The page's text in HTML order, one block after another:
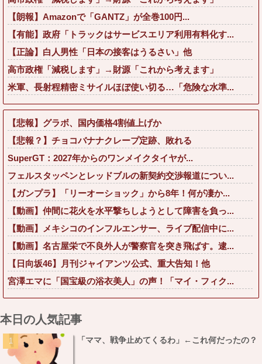
【朗報】Amazonで「GANTZ」が全巻100円...
【有能】政府「トラックはサービスエリア利用有料化す...
【正論】白人男性「日本の接客はうるさい」他
高市政権「減税します」→財源「これから考えます」
米軍、長射程精密ミサイルほぼ使い切る…「危険な水準...
【悲報】グラボ、国内価格4割値上げか
【悲報？】チョコバナナクレープ定跡、敗れる
SuperGT：2027年からのワンメイクタイヤが...
フェルスタッペンとレッドブルの新契約交渉報道につい...
【ガンプラ】「リーオーショック」から8年！何が凄か...
【動画】仲間に花火を水平撃ちしようとして障害を負っ...
【動画】メキシコのインフルエンサー、ライブ配信中に...
【動画】名古屋栄で不良外人が警察官を突き飛ばす。逮...
【日向坂46】月刊ジャイアンツ公式、重大告知！他
宮澤エマに「国宝級の浴衣美人」の声！「マイ・フィク...
本日の人気記事
「ママ、戦争止めてくるわ」←これ何だったの？